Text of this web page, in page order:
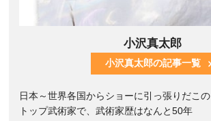
小沢真太郎
小沢真太郎の記事一覧
日本～世界各国からショーに引っ張りだこの
トップ武術家で、武術家歴はなんと50年